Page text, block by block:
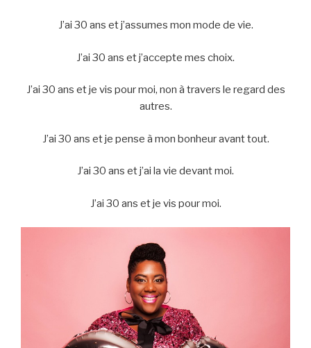
J’ai 30 ans et j’assumes mon mode de vie.
J’ai 30 ans et j’accepte mes choix.
J’ai 30 ans et je vis pour moi, non à travers le regard des
autres.
J’ai 30 ans et je pense à mon bonheur avant tout.
J’ai 30 ans et j’ai la vie devant moi.
J’ai 30 ans et je vis pour moi.